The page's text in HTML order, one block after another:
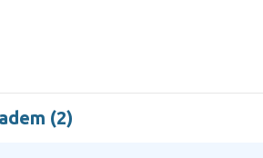
(2)